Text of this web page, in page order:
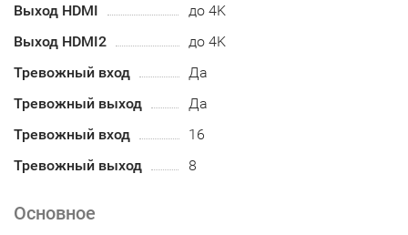
Выход HDMI
до 4K
Выход HDMI2
до 4K
Тревожный вход
Да
Тревожный выход
Да
Тревожный вход
16
Тревожный выход
8
Основное